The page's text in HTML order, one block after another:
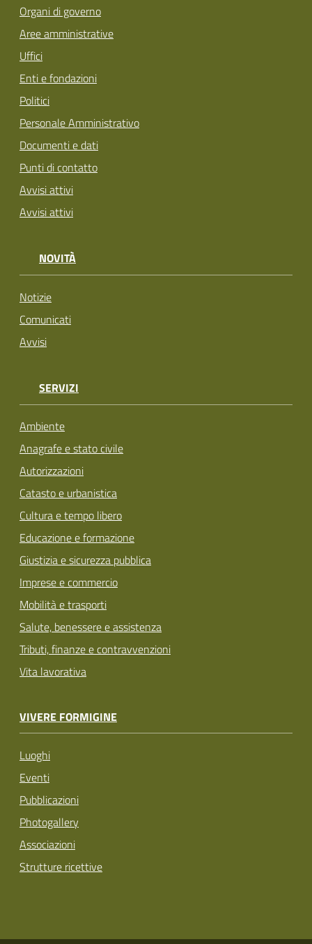
Organi di governo
Aree amministrative
Uffici
Enti e fondazioni
Politici
Personale Amministrativo
Documenti e dati
Punti di contatto
Avvisi attivi
Avvisi attivi
NOVITÀ
Notizie
Comunicati
Avvisi
SERVIZI
Ambiente
Anagrafe e stato civile
Autorizzazioni
Catasto e urbanistica
Cultura e tempo libero
Educazione e formazione
Giustizia e sicurezza pubblica
Imprese e commercio
Mobilità e trasporti
Salute, benessere e assistenza
Tributi, finanze e contravvenzioni
Vita lavorativa
VIVERE FORMIGINE
Luoghi
Eventi
Pubblicazioni
Photogallery
Associazioni
Strutture ricettive